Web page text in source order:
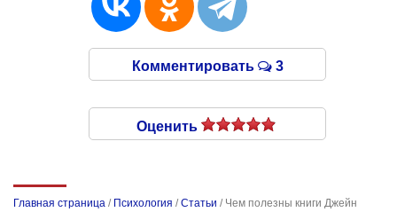
Комментировать 3
Оценить
Главная страница / Психология /Статьи / Чем полезны книги Джейн